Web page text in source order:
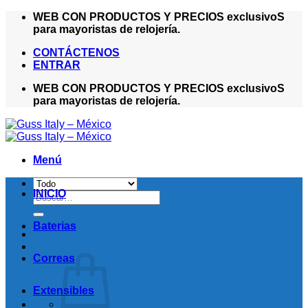
SaltarWEB CON PRODUCTOS Y PRECIOS exclusivoS
para mayoristas de relojería.
CONTÁCTENOS
ENTRAR
WEB CON PRODUCTOS Y PRECIOS exclusivoS
para mayoristas de relojería.
Menú
Buscar
por:
INICIO
Baterias
Correas
Extensibles